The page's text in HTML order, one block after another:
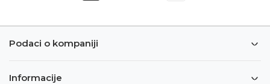
Podaci o kompaniji
Informacije